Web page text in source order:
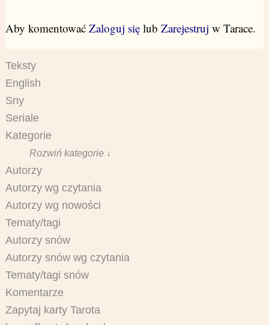
Aby komentować Zaloguj sięlub Zarejestruj w Tarace.
Teksty
English
Sny
Seriale
Kategorie
Rozwiń kategorie ↓
Autorzy
Autorzy wg czytania
Autorzy wg nowości
Tematy/tagi
Autorzy snów
Autorzy snów wg czytania
Tematy/tagi snów
Komentarze
Zapytaj karty Tarota